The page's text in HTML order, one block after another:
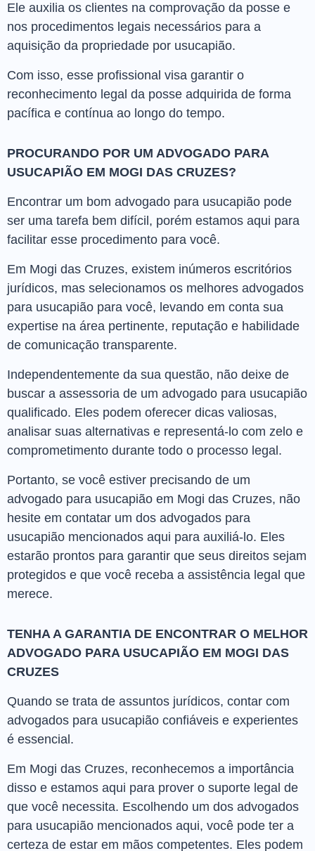
Ele auxilia os clientes na comprovação da posse e
nos procedimentos legais necessários para a
aquisição da propriedade por usucapião.
Com isso, esse profissional visa garantir o
reconhecimento legal da posse adquirida de forma
pacífica e contínua ao longo do tempo.
PROCURANDO POR UM ADVOGADO PARA
USUCAPIÃO EM MOGI DAS CRUZES?
Encontrar um bom advogado para usucapião pode
ser uma tarefa bem difícil, porém estamos aqui para
facilitar esse procedimento para você.
Em Mogi das Cruzes, existem inúmeros escritórios
jurídicos, mas selecionamos os melhores advogados
para usucapião para você, levando em conta sua
expertise na área pertinente, reputação e habilidade
de comunicação transparente.
Independentemente da sua questão, não deixe de
buscar a assessoria de um advogado para usucapião
qualificado. Eles podem oferecer dicas valiosas,
analisar suas alternativas e representá-lo com zelo e
comprometimento durante todo o processo legal.
Portanto, se você estiver precisando de um
advogado para usucapião em Mogi das Cruzes, não
hesite em contatar um dos advogados para
usucapião mencionados aqui para auxiliá-lo. Eles
estarão prontos para garantir que seus direitos sejam
protegidos e que você receba a assistência legal que
merece.
TENHA A GARANTIA DE ENCONTRAR O MELHOR
ADVOGADO PARA USUCAPIÃO EM MOGI DAS
CRUZES
Quando se trata de assuntos jurídicos, contar com
advogados para usucapião confiáveis e experientes
é essencial.
Em Mogi das Cruzes, reconhecemos a importância
disso e estamos aqui para prover o suporte legal de
que você necessita. Escolhendo um dos advogados
para usucapião mencionados aqui, você pode ter a
certeza de estar em mãos competentes. Eles podem